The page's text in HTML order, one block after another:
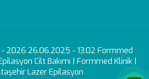
2026 26.06.2025 - 13:02 Formmed
Cilt Bakımı | Formmed Klinik |
Lazer Epilasyon